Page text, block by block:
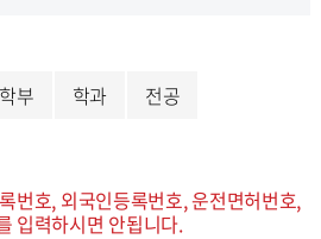
학부 학과 전공
번호, 외국인등록번호, 운전면허번호,
입력하시면 안됩니다.